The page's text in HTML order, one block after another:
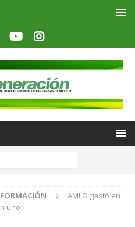
AMLO gastó en
uno